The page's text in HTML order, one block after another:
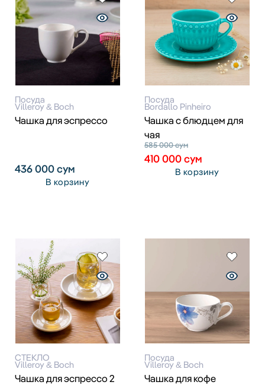
Посуда
Villeroy & Boch
Чашка для эспрессо
436 000сум
В корзину
Посуда
Bordallo Pinheiro
Чашка с блюдцем для
чая
585 000сум
410 000сум
В корзину
СТЕКЛО
Villeroy & Boch
Чашка для эспрессо 2
Посуда
Villeroy & Boch
Чашка для кофе